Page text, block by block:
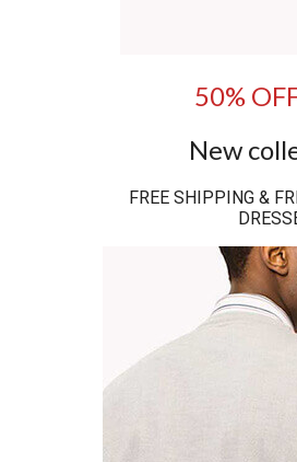
50%
New
FREE SHIPPING &